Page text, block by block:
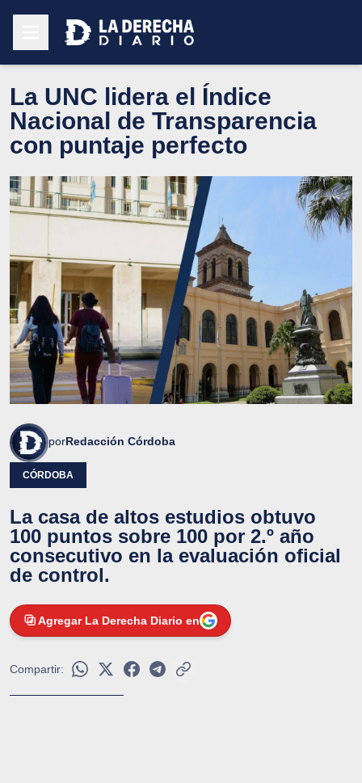
La UNC lidera el Índice
Nacional de Transparencia
con puntaje perfecto
porRedacción Córdoba
CÓRDOBA
La casa de altos estudios obtuvo
100 puntos sobre 100 por 2.º año
consecutivo en la evaluación oficial
de control.
Agregar La Derecha Diario en
Compartir: